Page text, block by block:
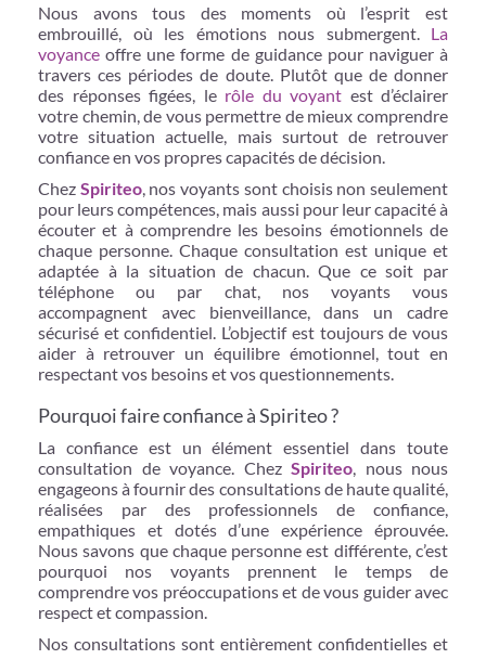
Nous avons tous des moments où l’esprit est
embrouillé, où les émotions nous submergent. La
voyance offre une forme de guidance pour naviguer à
travers ces périodes de doute. Plutôt que de donner
des réponses figées, le rôle du voyant est d’éclairer
votre chemin, de vous permettre de mieux comprendre
votre situation actuelle, mais surtout de retrouver
confiance en vos propres capacités de décision.
Chez Spiriteo, nos voyants sont choisis non seulement
pour leurs compétences, mais aussi pour leur capacité à
écouter et à comprendre les besoins émotionnels de
chaque personne. Chaque consultation est unique et
adaptée à la situation de chacun. Que ce soit par
téléphone ou par chat, nos voyants vous
accompagnent avec bienveillance, dans un cadre
sécurisé et confidentiel. L’objectif est toujours de vous
aider à retrouver un équilibre émotionnel, tout en
respectant vos besoins et vos questionnements.
Pourquoi faire confiance à Spiriteo ?
La confiance est un élément essentiel dans toute
consultation de voyance. Chez Spiriteo, nous nous
engageons à fournir des consultations de haute qualité,
réalisées par des professionnels de confiance,
empathiques et dotés d’une expérience éprouvée.
Nous savons que chaque personne est différente, c’est
pourquoi nos voyants prennent le temps de
comprendre vos préoccupations et de vous guider avec
respect et compassion.
Nos consultations sont entièrement confidentielles et